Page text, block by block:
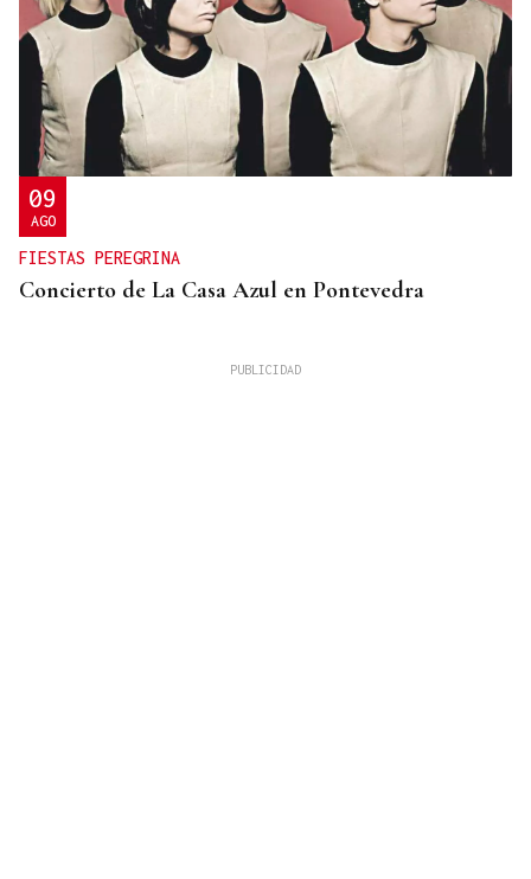
09
AGO
FIESTAS PEREGRINA
Concierto de La Casa Azul en Pontevedra